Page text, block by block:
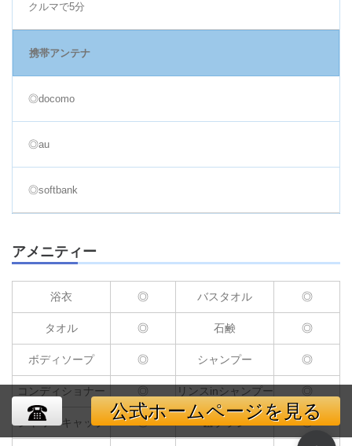
クルマで5分
携帯アンテナ
◎docomo
◎au
◎softbank
アメニティー
浴衣 ◎ バスタオル ◎
タオル ◎ 石鹸 ◎
ボディソープ ◎ シャンプー ◎
コンディショナー ◎ リンスinシャンプー ◎
シャワーキャップ ◎ 歯ブラシ ◎
公式ホームページを見る